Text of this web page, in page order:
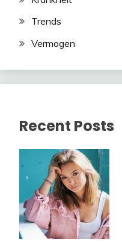
Trends
Vermogen
Recent Posts